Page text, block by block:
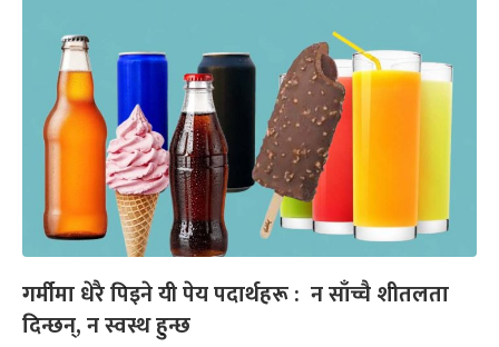
गर्मीमा धेरै पिइने यी पेय पदार्थहरू : न साँच्चै शीतलता
दिन्छन्, न स्वस्थ हुन्छ